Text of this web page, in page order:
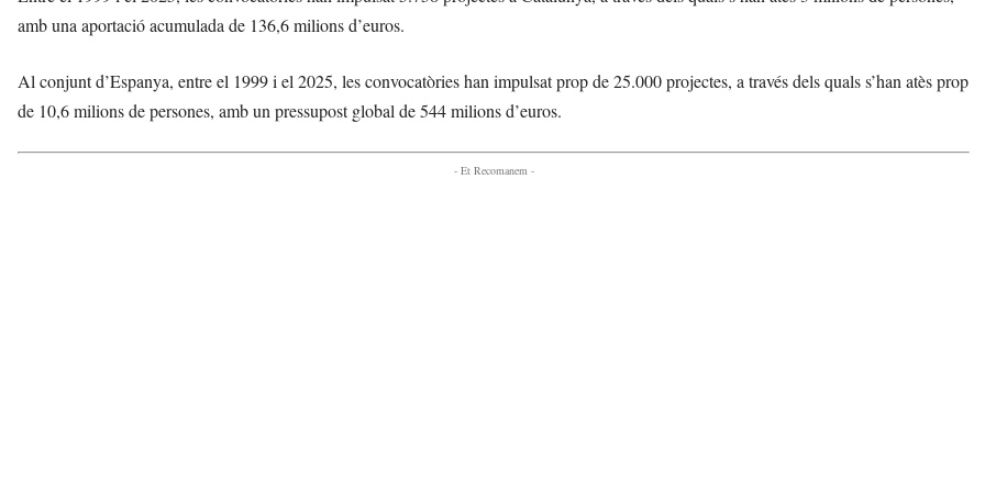
amb una aportació acumulada de 136,6 milions d’euros.
Al conjunt d’Espanya, entre el 1999 i el 2025, les convocatòries han impulsat prop de 25.000 projectes, a través dels quals s’han atès prop
de 10,6 milions de persones, amb un pressupost global de 544 milions d’euros.
- Et Recomanem -